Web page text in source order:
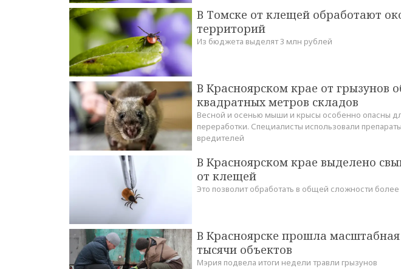
В Томске от клещей обработают
территорий
Из бюджета выделят 3 млн рублей
В Красноярском крае от грызунов
квадратных метров складов
Весной и осенью мыши и крысы особенно опасны
переработки. Специалисты использовали
вредителей
В Красноярском крае выделено
от клещей
Это позволит обработать в общей сложности
В Красноярске прошла
тысячи объектов
Мэрия подвела итоги недели травли грызунов